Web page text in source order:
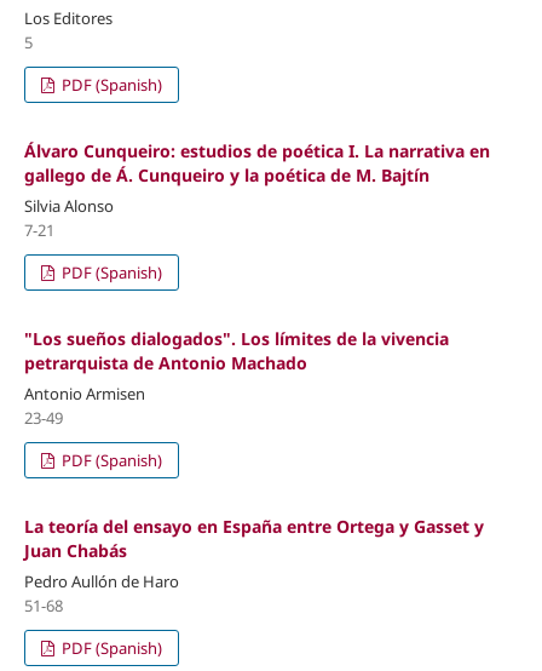
Los Editores
5
PDF (Spanish)
Álvaro Cunqueiro: estudios de poética I. La narrativa en
gallego de Á. Cunqueiro y la poética de M. Bajtín
Silvia Alonso
7-21
PDF (Spanish)
"Los sueños dialogados". Los límites de la vivencia
petrarquista de Antonio Machado
Antonio Armisen
23-49
PDF (Spanish)
La teoría del ensayo en España entre Ortega y Gasset y
Juan Chabás
Pedro Aullón de Haro
51-68
PDF (Spanish)